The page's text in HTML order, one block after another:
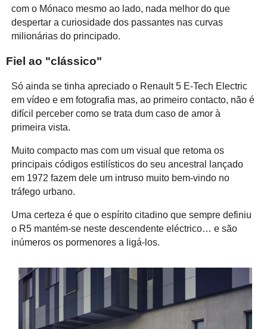
com o Mónaco mesmo ao lado, nada melhor do que
despertar a curiosidade dos passantes nas curvas
milionárias do principado.
Fiel ao "clássico"
Só ainda se tinha apreciado o Renault 5 E-Tech Electric
em vídeo e em fotografia mas, ao primeiro contacto, não é
difícil perceber como se trata dum caso de amor à
primeira vista.
Muito compacto mas com um visual que retoma os
principais códigos estilísticos do seu ancestral lançado
em 1972 fazem dele um intruso muito bem-vindo no
tráfego urbano.
Uma certeza é que o espírito citadino que sempre definiu
o R5 mantém-se neste descendente eléctrico… e são
inúmeros os pormenores a ligá-los.